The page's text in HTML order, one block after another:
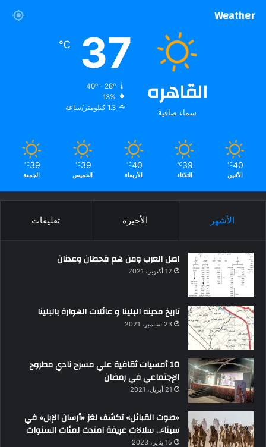
Weather
القاهره
سماء صافية
37
℃
40º - 28º
13%
1.3 كيلومتر/ساعة
40
℃
الأثنين
39
℃
الثلاثاء
40
℃
الأربعاء
39
℃
الخميس
39
℃
الجمعة
الأشهر الأخيرة تعليقات
اصل العرب ومن هم قحطان وعدنان
12 أكتوبر، 2021
تاريخ مدينه البلينا و عائلات الهوارة بالبلينا
23 سبتمبر، 2021
10 أمسيات ثقافية علي مسرح نادي مطروح
الإجتماعي في رمضان
21 أبريل، 2021
«صوت القبائل» تكشف لغز «أرسان الإبل» في
سيناء.. سلالات عريقة امتدت لمئات السنوات
15 يناير، 2023